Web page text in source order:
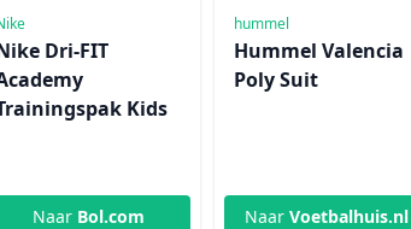
Dri-FIT
Kids
Naar Bol.com
hummel
Hummel Valencia
Poly Suit
Naar Voetbalhuis.nl